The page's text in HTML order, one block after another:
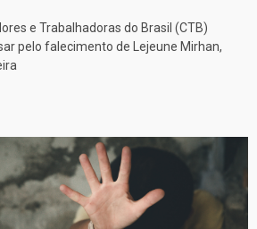
e Trabalhadoras do Brasil (CTB)
pelo falecimento de Lejeune Mirhan,